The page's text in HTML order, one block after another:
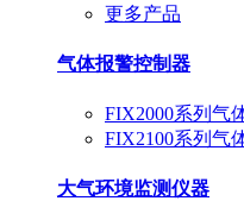
更多产品
气体报警控制器
FIX2000系列气
FIX2100系列气
大气环境监测仪器